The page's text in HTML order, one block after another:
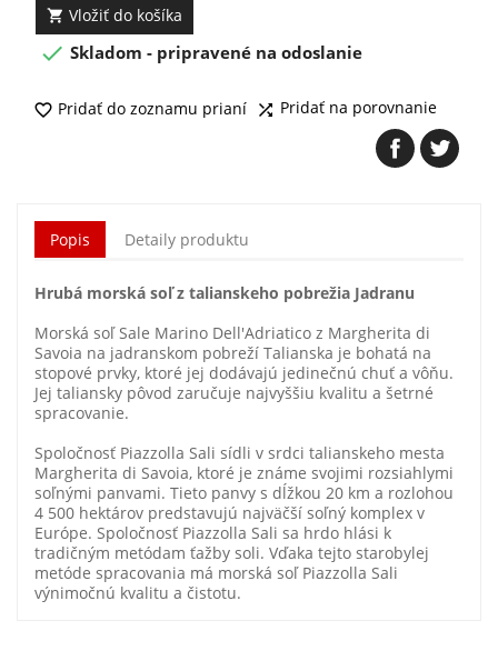
 Vložiť do košíka
 Skladom - pripravené na odoslanie
 Pridať do zoznamu prianí  Pridať na porovnanie
Popis Detaily produktu
Hrubá morská soľ z talianskeho pobrežia Jadranu
Morská soľ Sale Marino Dell'Adriatico z Margherita di
Savoia na jadranskom pobreží Talianska je bohatá na
stopové prvky, ktoré jej dodávajú jedinečnú chuť a vôňu.
Jej taliansky pôvod zaručuje najvyššiu kvalitu a šetrné
spracovanie.
Spoločnosť Piazzolla Sali sídli v srdci talianskeho mesta
Margherita di Savoia, ktoré je známe svojimi rozsiahlymi
soľnými panvami. Tieto panvy s dĺžkou 20 km a rozlohou
4 500 hektárov predstavujú najväčší soľný komplex v
Európe. Spoločnosť Piazzolla Sali sa hrdo hlási k
tradičným metódam ťažby soli. Vďaka tejto starobylej
metóde spracovania má morská soľ Piazzolla Sali
výnimočnú kvalitu a čistotu.